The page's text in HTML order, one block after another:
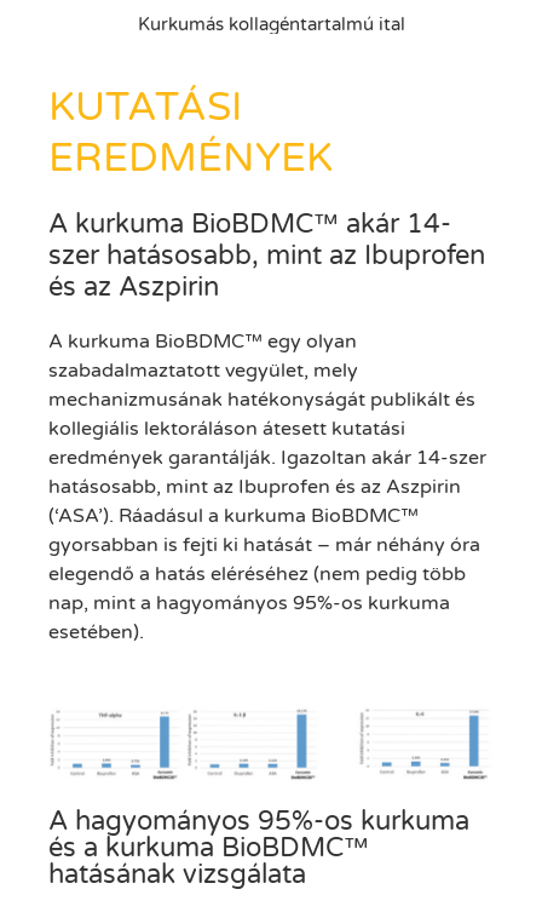
Kurkumás kollagéntartalmú ital
KUTATÁSI
EREDMÉNYEK
A kurkuma BioBDMC™ akár 14-
szer hatásosabb, mint az Ibuprofen
és az Aszpirin
A kurkuma BioBDMC™ egy olyan
szabadalmaztatott vegyület, mely
mechanizmusának hatékonyságát publikált és
kollegiális lektoráláson átesett kutatási
eredmények garantálják. Igazoltan akár 14-szer
hatásosabb, mint az Ibuprofen és az Aszpirin
(‘ASA’). Ráadásul a kurkuma BioBDMC™
gyorsabban is fejti ki hatását – már néhány óra
elegendő a hatás eléréséhez (nem pedig több
nap, mint a hagyományos 95%-os kurkuma
esetében).
A hagyományos 95%-os kurkuma
és a kurkuma BioBDMC™
hatásának vizsgálata